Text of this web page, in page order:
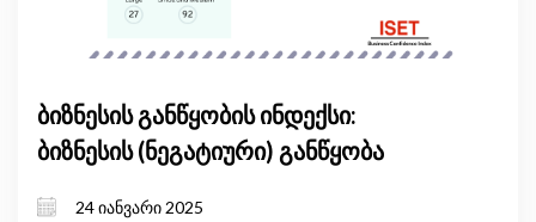
ბიზნესის განწყობის ინდექსი:
ბიზნესის (ნეგატიური) განწყობა
24 იანვარი 2025